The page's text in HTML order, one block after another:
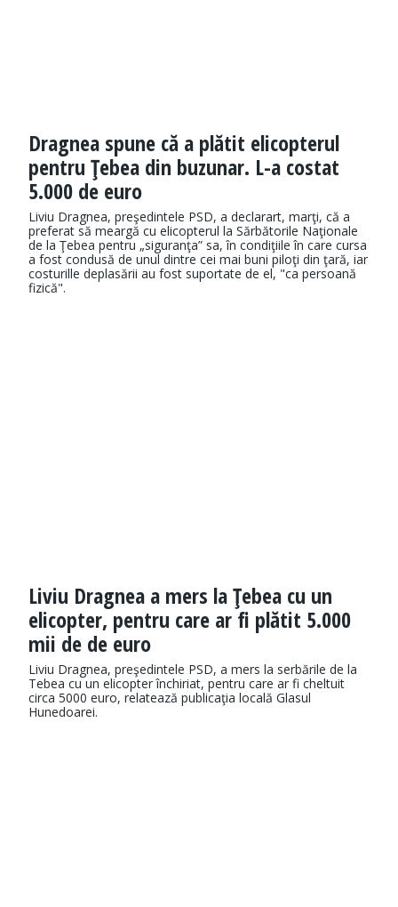
Dragnea spune că a plătit elicopterul
pentru Ţebea din buzunar. L-a costat
5.000 de euro
Liviu Dragnea, preşedintele PSD, a declarart, marţi, că a
preferat să meargă cu elicopterul la Sărbătorile Naţionale
de la Ţebea pentru „siguranţa” sa, în condiţiile în care cursa
a fost condusă de unul dintre cei mai buni piloţi din ţară, iar
costurille deplasării au fost suportate de el, "ca persoană
fizică".
Liviu Dragnea a mers la Ţebea cu un
elicopter, pentru care ar fi plătit 5.000
mii de de euro
Liviu Dragnea, preşedintele PSD, a mers la serbările de la
Tebea cu un elicopter închiriat, pentru care ar fi cheltuit
circa 5000 euro, relatează publicaţia locală Glasul
Hunedoarei.